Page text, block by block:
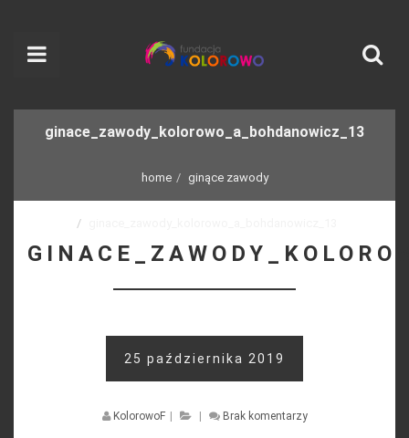
ginace_zawody_kolorowo_a_bohdanowicz_13
home ginące zawody
25 października 2019
KolorowoF Brak komentarzy